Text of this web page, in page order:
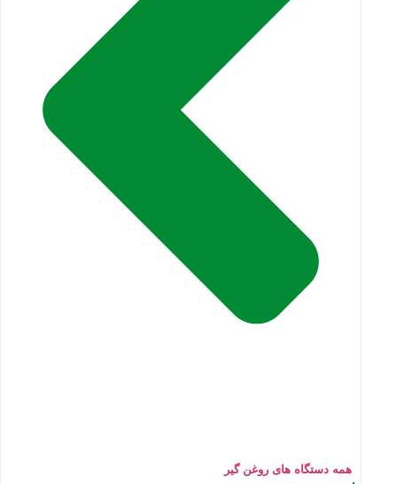
همه دستگاه های روغن گیر